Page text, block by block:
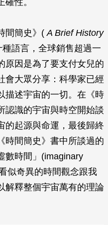
間簡史》( A Brief History
語言，全球銷售超過一
原因是為了要支付女兒的
會大眾分享：科學家已經
描述宇宙的一切。在《時
認識的宇宙與時空開始談
的起源與命運，最後歸終
時間簡史》書中所談過的
數時間」(imaginary
似奇異的時間觀念跟我
解釋整個宇宙萬有的理論